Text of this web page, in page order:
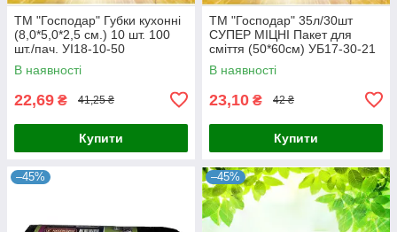
ТМ "Господар" Губки кухонні
(8,0*5,0*2,5 см.) 10 шт. 100
шт./пач. УІ18-10-50
В наявності
22,69 ₴ 41,25 ₴
Купити
ТМ "Господар" 35л/30шт
СУПЕР МІЦНІ Пакет для
сміття (50*60см) УБ17-30-21
В наявності
23,10 ₴ 42 ₴
Купити
–45% –45%